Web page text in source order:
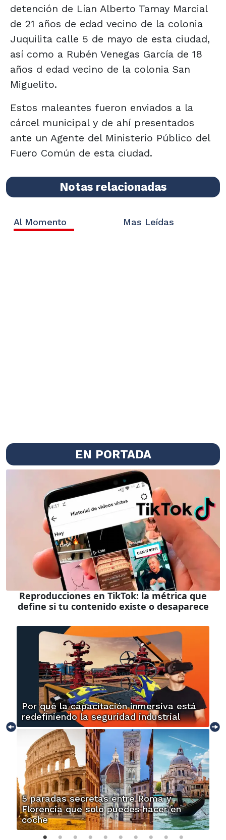
detención de Lían Alberto Tamay Marcial
de 21 años de edad vecino de la colonia
Juquilita calle 5 de mayo de esta ciudad,
así como a Rubén Venegas García de 18
años d edad vecino de la colonia San
Miguelito.
Estos maleantes fueron enviados a la
cárcel municipal y de ahí presentados
ante un Agente del Ministerio Público del
Fuero Común de esta ciudad.
Notas relacionadas
Al Momento Mas Leídas
EN PORTADA
Reproducciones en TikTok: la métrica que
define si tu contenido existe o desaparece
Por qué la capacitación inmersiva está
redefiniendo la seguridad industrial
5 paradas secretas entre Roma y
Florencia que solo puedes hacer en
coche